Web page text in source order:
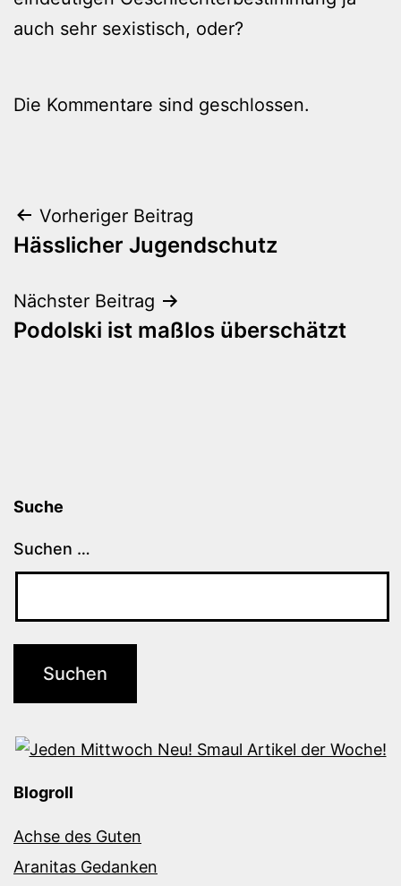
auch sehr sexistisch, oder?
Die Kommentare sind geschlossen.
Beitragsnavigation
Vorheriger Beitrag
Hässlicher Jugendschutz
Nächster Beitrag
Podolski ist maßlos überschätzt
Suche
Suchen …
Blogroll
Achse des Guten
Aranitas Gedanken